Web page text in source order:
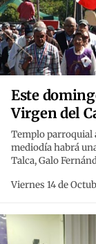
Este
Virgen del
Templo parroquial
mediodía habrá
Talca, Galo
Viernes 14 de